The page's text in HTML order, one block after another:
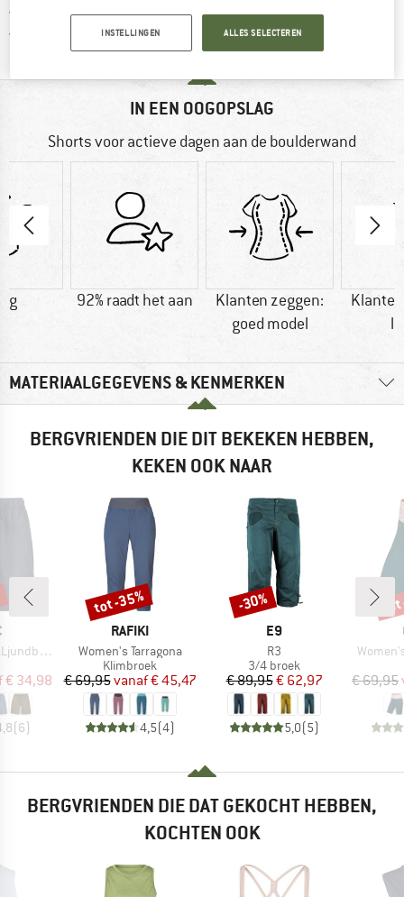
> 4.000.000 tevreden klanten
Alle artikelen in voorraad
IN EEN OOGOPSLAG
Shorts voor actieve dagen aan de boulderwand
g 92% raadt het aan
Klanten zeggen:
goed model
MATERIAALGEGEVENS & KENMERKEN
BERGVRIENDEN DIE DIT BEKEKEN HEBBEN,
KEKEN OOK NAAR
Shorts
prijs
€ 34,98
(6)
MERK
RAFIKI
Artikel
Women's Tarragona
Productgroep
Klimbroek
Prijs
€ 69,95 Verlaagde prijs
vanaf€ 45,47
4,5(4)
Korting
tot -35%
MERK
E9
Artikel
R3
Productgroep
3/4 broek
Prijs
€ 89,95Verlaagde prijs
€ 62,97
5,0(5)
Korting
-30%
Artikel
€ 69,95
BERGVRIENDEN DIE DAT GEKOCHT HEBBEN,
KOCHTEN OOK
INSTELLINGEN ALLES SELECTEREN